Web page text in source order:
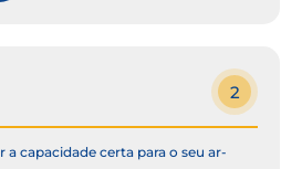
2
a capacidade certa para o seu ar-